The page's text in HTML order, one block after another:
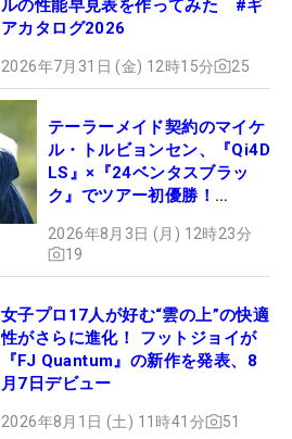
ルの性能早見表を作ってみた #ギ
アカタログ2026
2026年7月31日 (金) 12時15分 25
テーラーメイド契約のマイケ
ル・トルビョンセン、『Qi4D
LS』×『24ベンタスブラッ
ク』でツアー初優勝！
2026年8月3日 (月) 12時23分
19
女子プロ17人が好む“雲の上”の快適
性がさらに進化！ フットジョイが
『FJ Quantum』の新作を発表、8
月7日デビュー
2026年8月1日 (土) 11時41分 51